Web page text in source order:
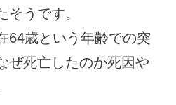
そうです。
64歳という年齢での突
ぜ死亡したのか死因や